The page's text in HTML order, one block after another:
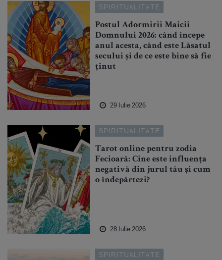
SPIRITUALITATE
Postul Adormirii Maicii
Domnului 2026: când începe
anul acesta, când este Lăsatul
secului și de ce este bine să fie
ținut
29 Iulie 2026
SPIRITUALITATE
Tarot online pentru zodia
Fecioară: Cine este influența
negativă din jurul tău și cum
o îndepărtezi?
28 Iulie 2026
SPIRITUALITATE